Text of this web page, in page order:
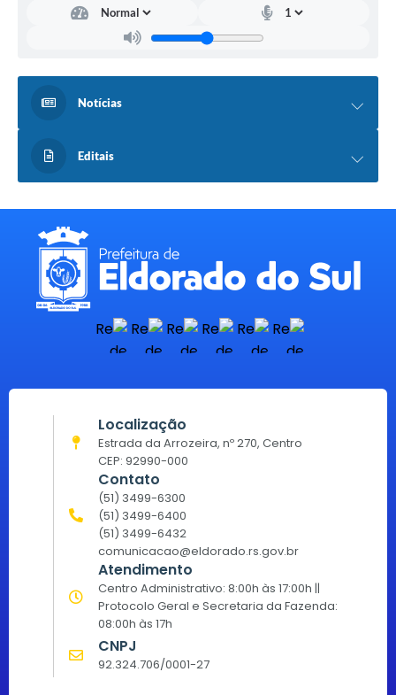
Notícias
Editais
Localização
Estrada da Arrozeira, nº 270, Centro
CEP: 92990-000
Contato
(51) 3499-6300
(51) 3499-6400
(51) 3499-6432
comunicacao@eldorado.rs.gov.br
Atendimento
Centro Administrativo: 8:00h às 17:00h ||
Protocolo Geral e Secretaria da Fazenda:
08:00h às 17h
CNPJ
92.324.706/0001-27